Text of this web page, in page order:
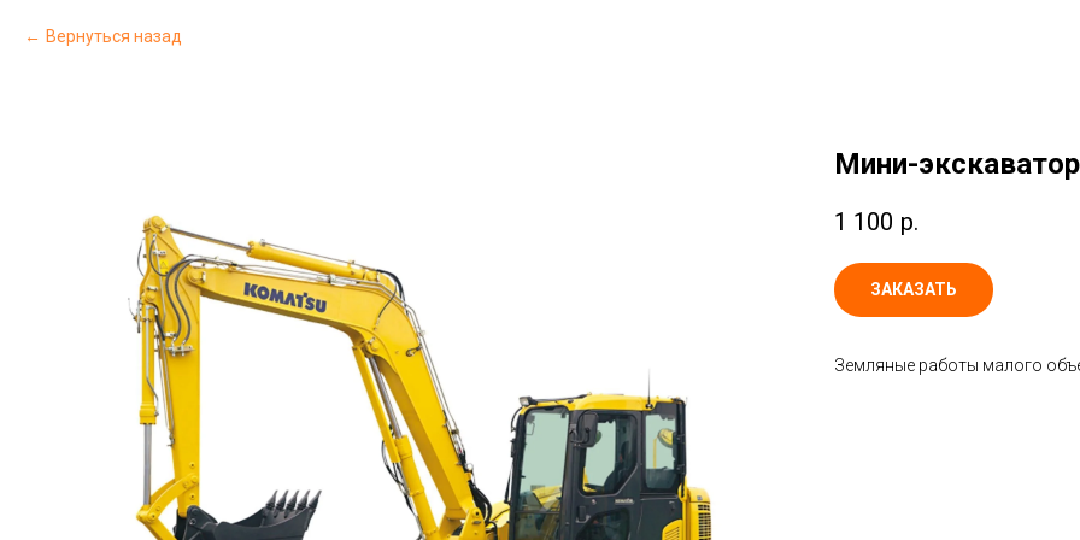
Вернуться назад
Мини-экскаватор
1 100 р.
ЗАКАЗАТЬ
Земляные работы малого